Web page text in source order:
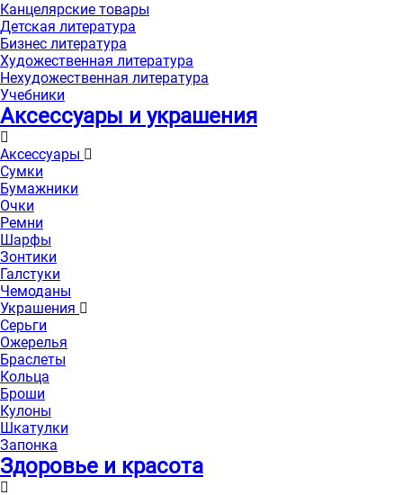
Канцелярские товары
Детская литература
Бизнес литература
Художественная литература
Нехудожественная литература
Учебники
Аксессуары и украшения
Аксессуары
Сумки
Бумажники
Очки
Ремни
Шарфы
Зонтики
Галстуки
Чемоданы
Украшения
Серьги
Ожерелья
Браслеты
Кольца
Броши
Кулоны
Шкатулки
Запонка
Здоровье и красота